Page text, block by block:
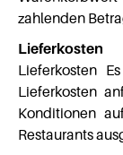
zahlenden
Lieferkosten
Lieferkosten
Lieferkosten
Konditionen
Restaurants